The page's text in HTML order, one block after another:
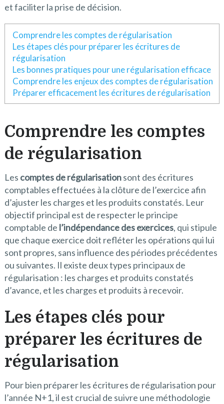
et faciliter la prise de décision.
Comprendre les comptes de régularisation
Les étapes clés pour préparer les écritures de
régularisation
Les bonnes pratiques pour une régularisation efficace
Comprendre les enjeux des comptes de régularisation
Préparer efficacement les écritures de régularisation
Comprendre les comptes
de régularisation
Les comptes de régularisationsont des écritures
comptables effectuées à la clôture de l’exercice afin
d’ajuster les charges et les produits constatés. Leur
objectif principal est de respecter le principe
comptable de l’indépendance des exercices, qui stipule
que chaque exercice doit refléter les opérations qui lui
sont propres, sans influence des périodes précédentes
ou suivantes. Il existe deux types principaux de
régularisation : les charges et produits constatés
d’avance, et les charges et produits à recevoir.
Les étapes clés pour
préparer les écritures de
régularisation
Pour bien préparer les écritures de régularisation pour
l’année N+1, il est crucial de suivre une méthodologie